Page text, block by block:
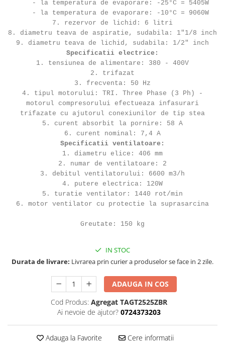
- la temperatura de evaporare: -25°C = 5405W
- la temperatura de evaporare: -10°C = 9060W
7. rezervor de lichid: 6 litri
8. diametru teava de aspiratie, sudabila: 1"1/8 inch
9. diametru teava de lichid, sudabila: 1/2" inch
Specificatii electrice:
1. tensiunea de alimentare: 380 - 400V
2. trifazat
3. frecventa: 50 Hz
4. tipul motorului: TRI. Three Phase (3 Ph) -
motorul compresorului efectueaza infasurari
trifazate cu ajutorul conexiunilor de tip stea
5. curent absorbit la pornire: 58 A
6. curent nominal: 7,4 A
Specificatii ventilatoare:
1. diametru elice: 406 mm
2. numar de ventilatoare: 2
3. debitul ventilatorului: 6600 m3/h
4. putere electrica: 120W
5. turatie ventilator: 1440 rot/min
6. motor ventilator cu protectie la suprasarcina
Greutate: 150 kg
IN STOC
Durata de livrare: Livrarea prin curier a produselor se face in 2 zile.
ADAUGA IN COS
Cod Produs: Agregat TAGT2525ZBR
Ai nevoie de ajutor? 0724373203
Adauga la Favorite Cere informatii